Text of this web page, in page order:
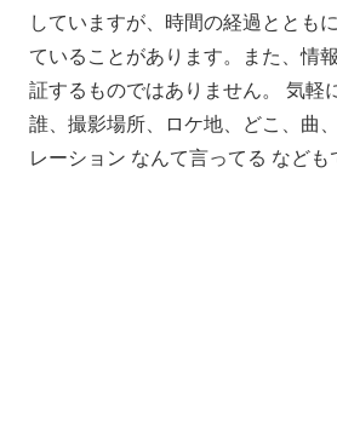
していますが、時間の経過ととも
ていることがあります。また、情
証するものではありません。 気軽
誰、撮影場所、ロケ地、どこ、曲
レーション なんて言ってる など